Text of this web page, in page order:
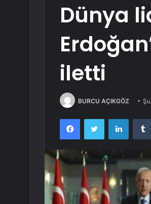
Dünya
iletti
BURCU AÇIKGÖZ
FacebookTwitter